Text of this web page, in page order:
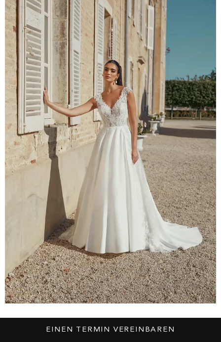
Sincerity
EINEN TERMIN VEREINBAREN